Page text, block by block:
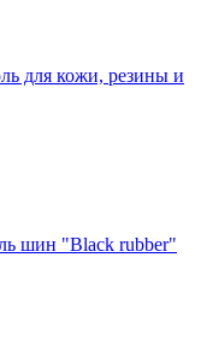
для кожи, резины и
шин "Black rubber"